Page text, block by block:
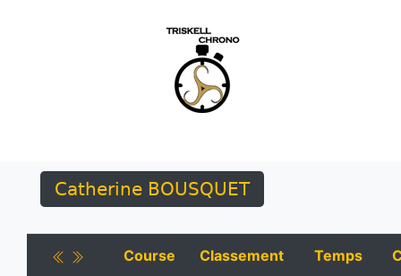
Catherine BOUSQUET
Course Classement Temps